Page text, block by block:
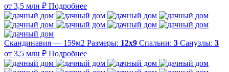
от 3,5 млн ₽ Подробнее
Скандинавия — 159м2 Размеры: 12х9 Спальни: 3 Санузлы: 3
от 3,5 млн ₽ Подробнее